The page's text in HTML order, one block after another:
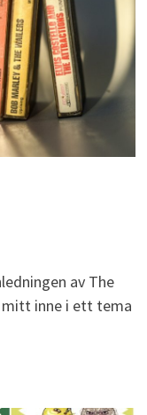
av The
mitt inne i ett tema